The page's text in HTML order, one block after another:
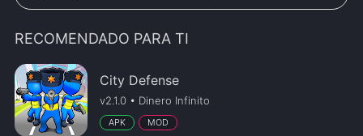
RECOMENDADO PARA TI
City Defense
v2.1.0 • Dinero Infinito
APK MOD